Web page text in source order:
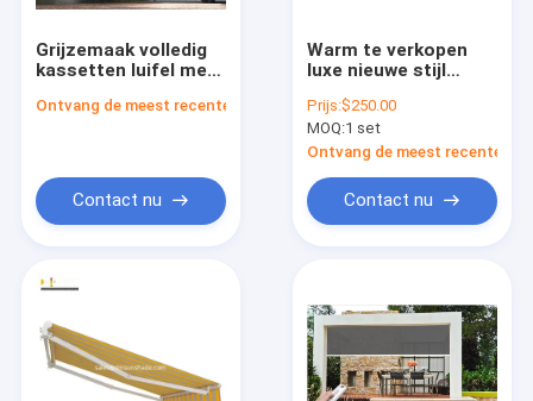
Thuis
Producten
Grijzemaak volledig
kassetten luifel met
grootte 6*4m
Ontvang de meest recente Prijs
Contact nu
Warm te verkopen
luxe nieuwe stijl
buitenshuis
Romeinse paraplu
Prijs:$250.00
MOQ:1 set
Ontvang de meest recente
Contact nu